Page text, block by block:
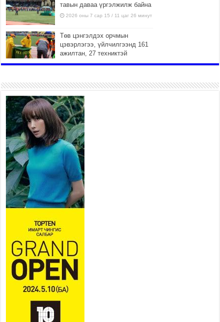
тавын даваа үргэлжилж байна
2026 оны 7 сар 15 / 11 цаг 26 минут
Төв цэнгэлдэх орчмын
цэвэрлэгээ, үйлчилгээнд 161
ажилтан, 27 техниктэй
ажиллаж байна
Наадмын амралтын өдрүүдэд нийслэлийн эрүүл
мэндийн байгууллагууд дараах хуваарийн дагуу
ажиллана
2026 оны 7 сар 15 / 11 цаг 18 минут
Үндэсний их баяр наадам эхэллээ
2026 оны 7 сар 15 / 11 цаг 14 минут
Үер усны аюулаас сэргийлж, нийслэлийн Онцгой
байдлын газрын 162 алба хаагч үүрэг гүйцэтгэж
байна
2026 оны 7 сар 15 / 11 цаг 07 минут
Үндэсний их сурын харваанд 850 харваач цэц
мэргэнээ сорьж байна
2026 оны 7 сар 15 / 11 цаг 03 минут
Төв цэнгэлдэхийн эргэн тойронд
2026 оны 7 сар 15 / 10 цаг 58 минут
Үндэсний их баяр наадмын шагайн харваа
насанд хүрэгчдийн багийн харваагаар
үргэлжилж байна
2026 оны 7 сар 15 / 10 цаг 52 минут
Үндэсний их баяр наадмын хүчит бөхийн
барилдаан эхэллээ